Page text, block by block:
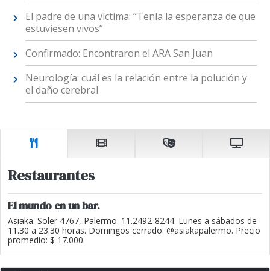
El padre de una víctima: “Tenía la esperanza de que
estuviesen vivos”
Confirmado: Encontraron el ARA San Juan
Neurología: cuál es la relación entre la polución y
el daño cerebral
Restaurantes
El mundo en un bar.
Asiaka. Soler 4767, Palermo. 11.2492-8244. Lunes a sábados de
11.30 a 23.30 horas. Domingos cerrado. @asiakapalermo. Precio
promedio: $ 17.000.